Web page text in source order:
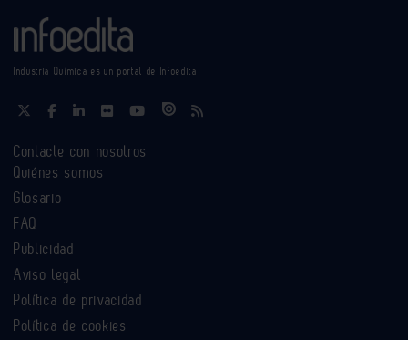
Industria Química es un portal de Infoedita
Contacte con nosotros
Quiénes somos
Glosario
FAQ
Publicidad
Aviso legal
Política de privacidad
Política de cookies